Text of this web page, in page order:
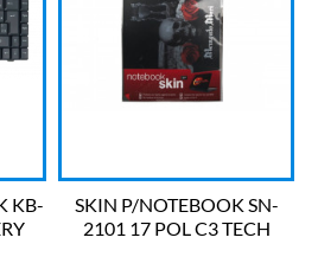
KB-
SKIN P/NOTEBOOK SN-
2101 17 POL C3 TECH